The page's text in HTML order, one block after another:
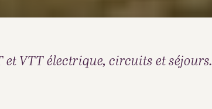
et VTT électrique, circuits et séjours.